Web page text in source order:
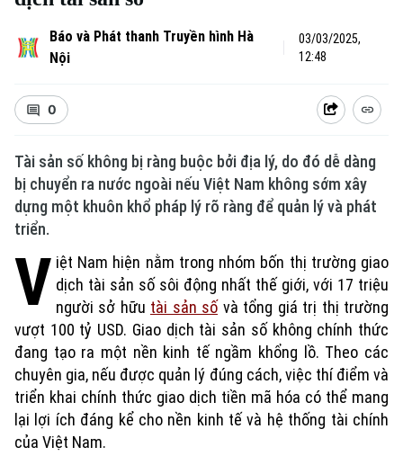
Báo và Phát thanh Truyền hình Hà
Nội
03/03/2025,
12:48
0
Tài sản số không bị ràng buộc bởi địa lý, do đó dễ dàng
bị chuyển ra nước ngoài nếu Việt Nam không sớm xây
dựng một khuôn khổ pháp lý rõ ràng để quản lý và phát
triển.
V iệt Nam hiện nằm trong nhóm bốn thị trường giao
dịch tài sản số sôi động nhất thế giới, với 17 triệu
người sở hữu tài sản số và tổng giá trị thị trường
vượt 100 tỷ USD. Giao dịch tài sản số không chính thức
đang tạo ra một nền kinh tế ngầm khổng lồ. Theo các
chuyên gia, nếu được quản lý đúng cách, việc thí điểm và
triển khai chính thức giao dịch tiền mã hóa có thể mang
lại lợi ích đáng kể cho nền kinh tế và hệ thống tài chính
của Việt Nam.